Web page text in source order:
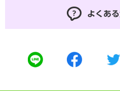
よくあ
公
式
イ
公
式
ェ
公
式
イ